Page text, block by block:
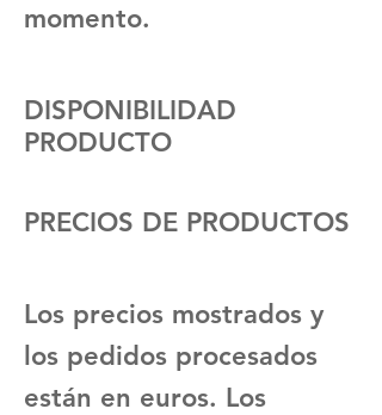
momento.
DISPONIBILIDAD
PRODUCTO
PRECIOS DE PRODUCTOS
Los precios mostrados y
los pedidos procesados
están en euros. Los